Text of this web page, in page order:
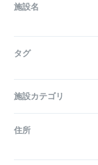
施設名
タグ
施設カテゴリ
住所